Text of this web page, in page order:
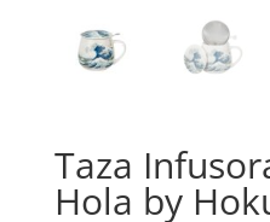
Taza
Hola by